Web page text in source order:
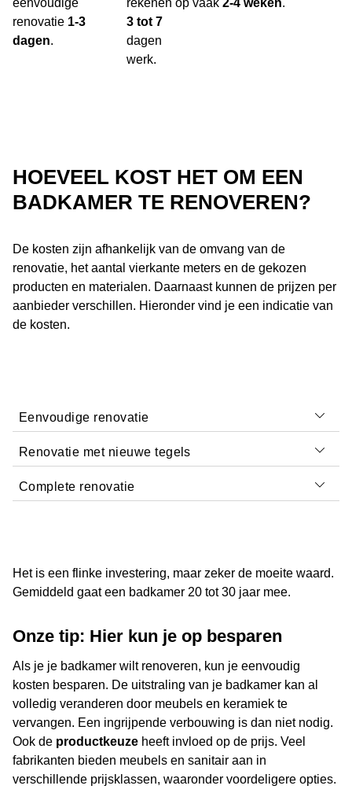
eenvoudige
renovatie 1-3
dagen.
rekenen op
3 tot 7
dagen
werk.
vaak 2-4 weken.
HOEVEEL KOST HET OM EEN
BADKAMER TE RENOVEREN?
De kosten zijn afhankelijk van de omvang van de
renovatie, het aantal vierkante meters en de gekozen
producten en materialen. Daarnaast kunnen de prijzen per
aanbieder verschillen. Hieronder vind je een indicatie van
de kosten.
Eenvoudige renovatie
Een eenvoudige badkamerrenovatie kan worden
uitgevoerd met een budget van
(inclusief planning en advies van een
Renovatie met nieuwe tegels
De nieuwe tegels verhogen de kosten tot gemiddeld
Complete renovatie
Het is een flinke investering, maar zeker de moeite waard.
Gemiddeld gaat een badkamer 20 tot 30 jaar mee.
Onze tip: Hier kun je op besparen
Als je je badkamer wilt renoveren, kun je eenvoudig
kosten besparen. De uitstraling van je badkamer kan al
volledig veranderen door meubels en keramiek te
vervangen. Een ingrijpende verbouwing is dan niet nodig.
Ook de productkeuze heeft invloed op de prijs. Veel
fabrikanten bieden meubels en sanitair aan in
verschillende prijsklassen, waaronder voordeligere opties.